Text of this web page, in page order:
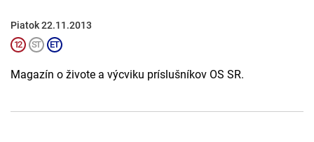
Piatok 22.11.2013
Magazín o živote a výcviku príslušníkov OS SR.